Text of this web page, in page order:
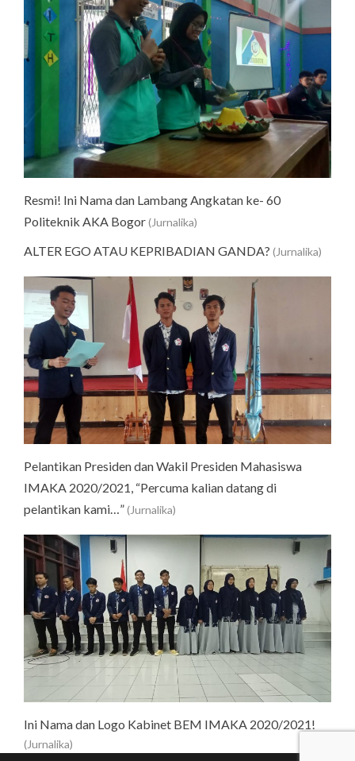
Resmi! Ini Nama dan Lambang Angkatan ke- 60
Politeknik AKA Bogor(Jurnalika)
ALTER EGO ATAU KEPRIBADIAN GANDA? (Jurnalika)
Pelantikan Presiden dan Wakil Presiden Mahasiswa
IMAKA 2020/2021, “Percuma kalian datang di
pelantikan kami…”(Jurnalika)
Ini Nama dan Logo Kabinet BEM IMAKA 2020/2021!
(Jurnalika)